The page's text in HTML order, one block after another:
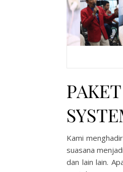
Kami
suasana
dan lain lain.